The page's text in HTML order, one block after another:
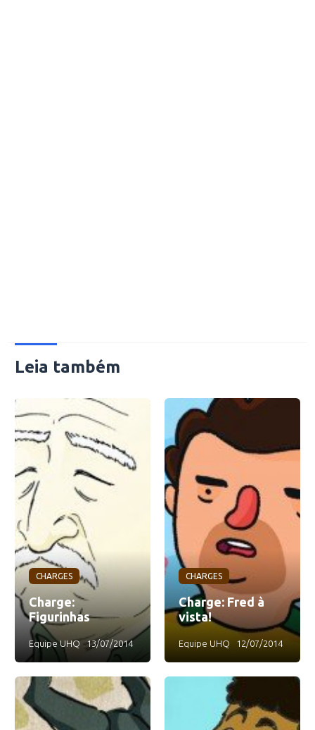
Leia também
CHARGES
Charge:
Figurinhas
Equipe UHQ 13/07/2014
CHARGES
Charge: Fred à
vista!
Equipe UHQ 12/07/2014